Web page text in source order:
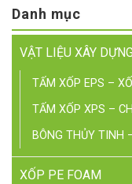
rằng suốt 2 năm kinh
toàn phải chạy xe máy
Yên Phụ để mua thùng
mỗi […]
Danh mục
VẬT LIỆU XÂY
TẤM XỐP EPS –
TẤM XỐP XPS –
BÔNG THỦY TINH
XỐP PE FOAM